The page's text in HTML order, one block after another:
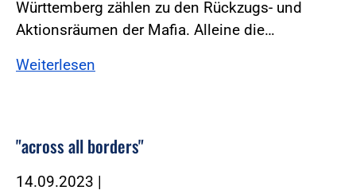
Württemberg zählen zu den Rückzugs- und
Aktionsräumen der Mafia. Alleine die…
Weiterlesen
"across all borders"
14.09.2023 |